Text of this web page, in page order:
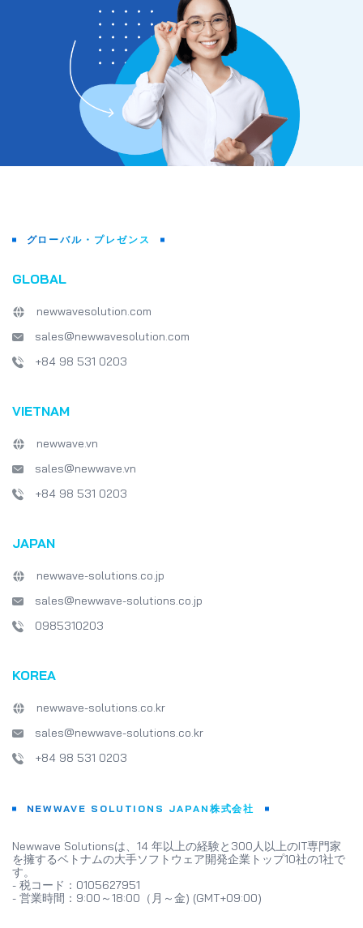
グローバル・プレゼンス
GLOBAL
newwavesolution.com
sales@newwavesolution.com
+84 98 531 0203
VIETNAM
newwave.vn
sales@newwave.vn
+84 98 531 0203
JAPAN
newwave-solutions.co.jp
sales@newwave-solutions.co.jp
0985310203
KOREA
newwave-solutions.co.kr
sales@newwave-solutions.co.kr
+84 98 531 0203
NEWWAVE SOLUTIONS JAPAN株式会社
Newwave Solutionsは、14 年以上の経験と300人以上のIT専門家
を擁するベトナムの大手ソフトウェア開発企業トップ10社の1社で
す。
- 税コード：0105627951
- 営業時間：9:00～18:00（月～金) (GMT+09:00)